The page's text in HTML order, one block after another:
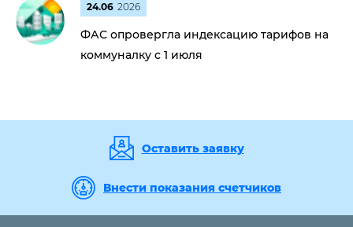
24.06 2026
ФАС опровергла индексацию тарифов на
коммуналку с 1 июля
Оставить заявку
Внести показания счетчиков